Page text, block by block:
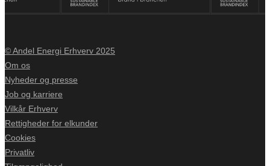
© Andel Energi Erhverv 2025
Om os
Nyheder og presse
Job og karriere
Vilkår Erhverv
Rettigheder for elkunder
Cookies
Privatliv